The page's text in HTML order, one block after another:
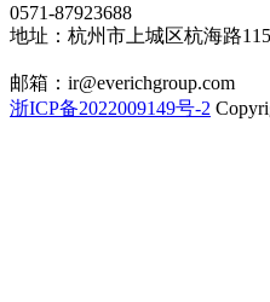
0571-87923688
地址：杭州市上城区杭海路
邮箱：ir@everichgroup.com
浙ICP备2022009149号-2